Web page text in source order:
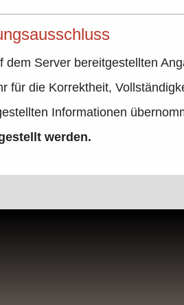
dem Server bereitgestellten
für die Korrektheit,
Informationen
werden.